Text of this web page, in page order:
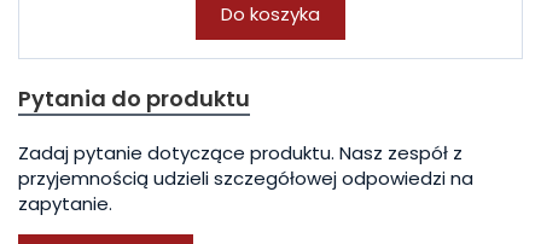
Do koszyka
Pytania do produktu
Zadaj pytanie dotyczące produktu. Nasz zespół z
przyjemnością udzieli szczegółowej odpowiedzi na
zapytanie.